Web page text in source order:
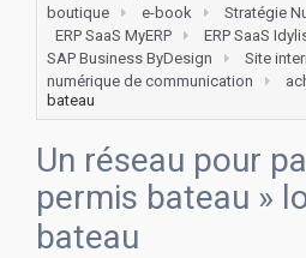
boutique
e-book Stratégie
ERP SaaS MyERP
ERP SaaS
SAP Business ByDesign
Site
numérique de communication
bateau
Un réseau pour
permis bateau »
bateau